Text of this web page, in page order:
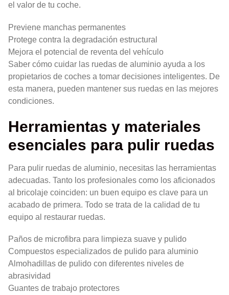
el valor de tu coche.
Previene manchas permanentes
Protege contra la degradación estructural
Mejora el potencial de reventa del vehículo
Saber cómo cuidar las ruedas de aluminio ayuda a los
propietarios de coches a tomar decisiones inteligentes. De
esta manera, pueden mantener sus ruedas en las mejores
condiciones.
Herramientas y materiales
esenciales para pulir ruedas
Para pulir ruedas de aluminio, necesitas las herramientas
adecuadas. Tanto los profesionales como los aficionados
al bricolaje coinciden: un buen equipo es clave para un
acabado de primera. Todo se trata de la calidad de tu
equipo al restaurar ruedas.
Paños de microfibra para limpieza suave y pulido
Compuestos especializados de pulido para aluminio
Almohadillas de pulido con diferentes niveles de
abrasividad
Guantes de trabajo protectores